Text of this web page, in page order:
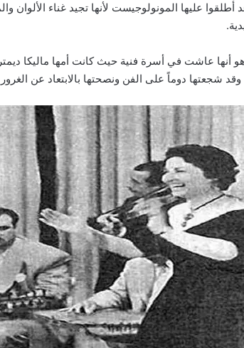
أول حفل لها في عام 1935، وقد أطلقوا عليها المونولوجيست لأنها تجيد غناء
هو أنها عاشت في أسرة فنية حيث كانت أمها ماليكا
شجعتها دوماً على الفن ونصحتها بالابتعاد عن